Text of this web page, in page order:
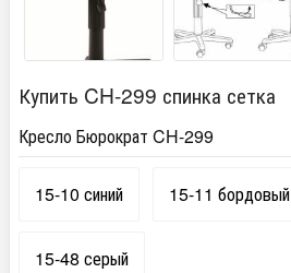
Купить CH-299 спинка сетка
Кресло Бюрократ CH-299
15-10 синий 15-11 бордовый
15-48 серый